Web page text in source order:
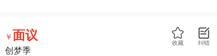
纠错
收藏
￥面议
创梦季